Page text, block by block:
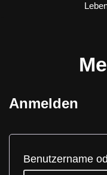
Anmelden
Benutzername